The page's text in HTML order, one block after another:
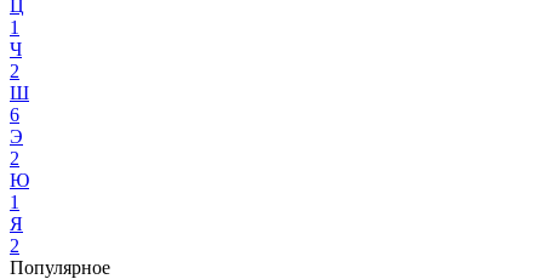
Ц
1
Ч
2
Ш
6
Э
2
Ю
1
Я
2
Популярное